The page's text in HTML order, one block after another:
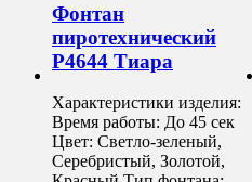
Фонтан
пиротехнический
Р4644 Тиара
Характеристики изделия:
Время работы: До 45 сек
Цвет: Светло-зеленый,
Серебристый, Золотой,